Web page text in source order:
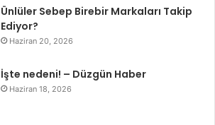
Ünlüler Sebep Birebir Markaları Takip
Ediyor?
Haziran 20, 2026
İşte nedeni! – Düzgün Haber
Haziran 18, 2026